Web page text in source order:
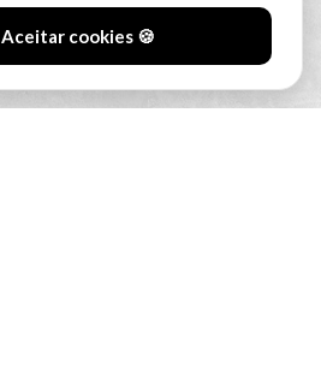
Aceitar cookies 🍪